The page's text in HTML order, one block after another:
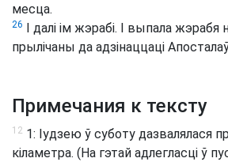
месца.
26 І далі ім жэрабі. І выпала жэрабя
прылічаны да адзінаццаці
Примечания к тексту
12 1: Іудзею ў суботу дазвалялася
кіламетра. (На гэтай адлегласці ў